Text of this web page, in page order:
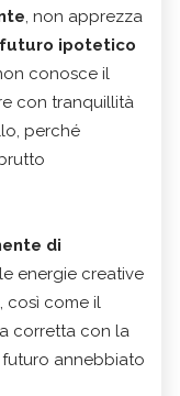
, non apprezza
futuro ipotetico
conosce il
con tranquillità
perché
di
energie creative
così come il
corretta con la
annebbiato